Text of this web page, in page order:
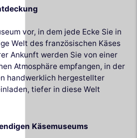
vor, in dem jede Ecke Sie in
Welt des französischen Käses
Ankunft werden Sie von einer
Atmosphäre empfangen, in der
handwerklich hergestellter
tiefer in diese Welt
Käsemuseums